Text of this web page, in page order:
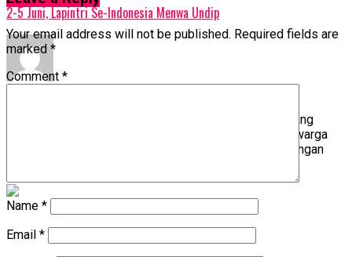
2-5 Juni, Lapintri Se-Indonesia Menwa Undip
PORTALSEMARANG.COM adalah media terpercaya yang
memberikan informasi bermakna tentang gaya hidup warga
Kota Semarang dan sekitarnya. Tertarik kerja sama dengan
Your email address will not be published. Required fields are
marked *
Comment *
Name *
Email *